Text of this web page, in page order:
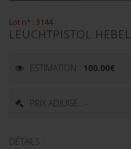
Lot n° : 3144
LEUCHTPISTOL HEBEL
ESTIMATION : 100.00€
PRIX ADJUGÉ : -
DÉTAILS :